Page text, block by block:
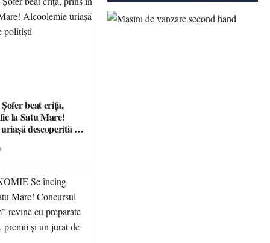
beat criță,
la Satu Mare!
descoperită de